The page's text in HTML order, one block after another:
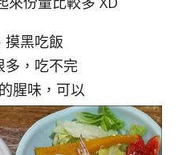
摸黑吃飯
多，吃不完
腥味，可以